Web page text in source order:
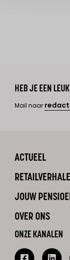
HEB JE EEN
Mail naar
ACTUEEL
JOUW
OVER ONS
ONZE KANALEN